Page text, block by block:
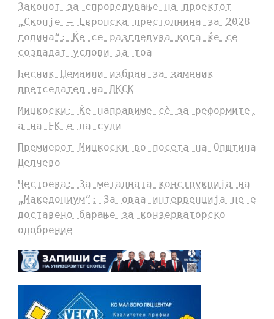
Законот за спроведување на проектот
„Скопје – Европска престолнина за 2028
година“: Ќе се разгледува кога ќе се
создадат услови за тоа
Бесник Џемаили избран за заменик
претседател на ДКСК
Мицкоски: Ќе направиме сè за реформите,
а на ЕК е да суди
Премиерот Мицкоски во посета на Општина
Делчево
Честоева: За металната конструкција на
„Македониум“: За оваа интервенција не е
доставено барање за конзерваторско
одобрение